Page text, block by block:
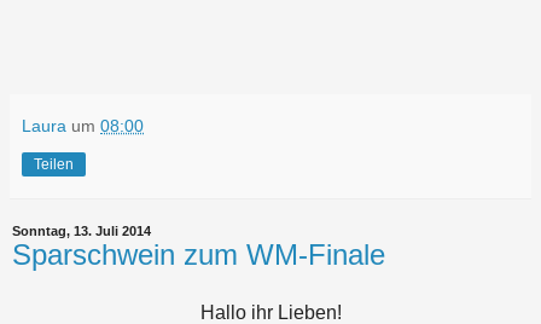
Laura um 08:00
Teilen
Sonntag, 13. Juli 2014
Sparschwein zum WM-Finale
Hallo ihr Lieben!